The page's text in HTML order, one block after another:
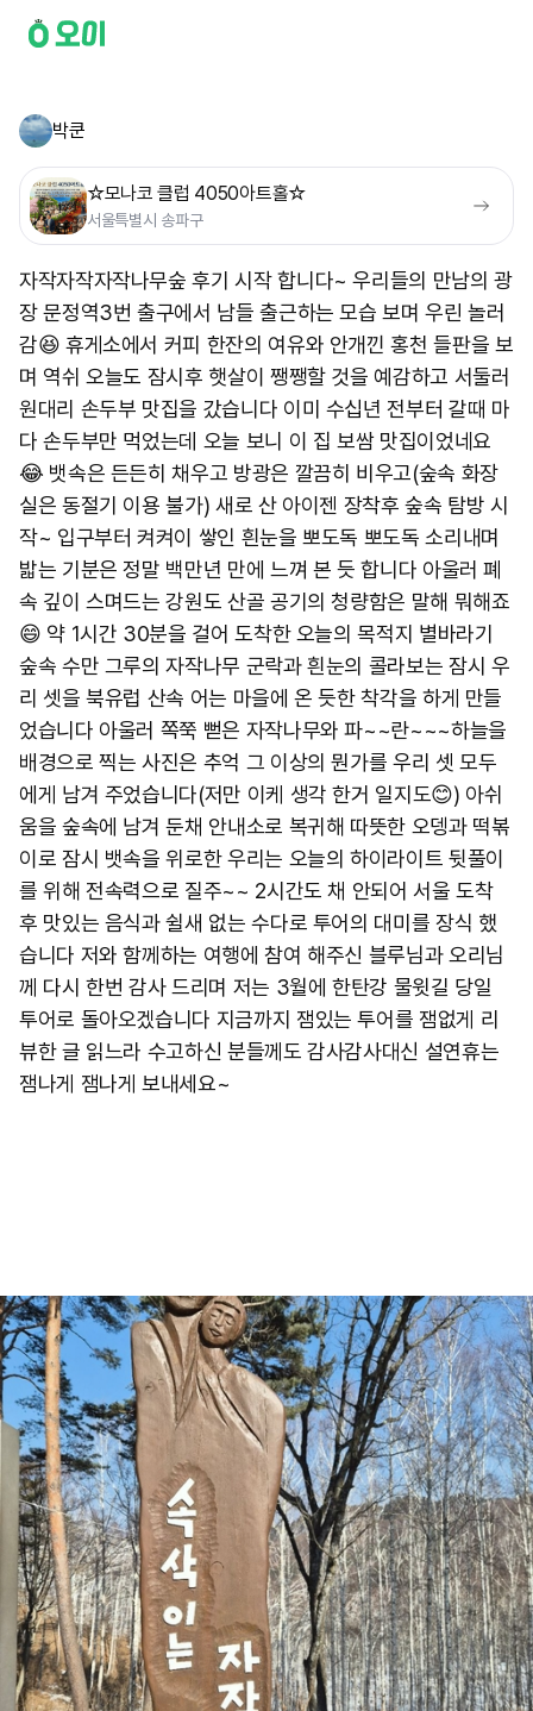
박쿤
☆모나코 클럽 4050아트홀☆
서울특별시 송파구
자작자작자작나무숲 후기 시작 합니다~ 우리들의 만남의 광
장 문정역3번 출구에서 남들 출근하는 모습 보며 우린 놀러
감😆 휴게소에서 커피 한잔의 여유와 안개낀 홍천 들판을 보
며 역쉬 오늘도 잠시후 햇살이 쨍쨍할 것을 예감하고 서둘러
원대리 손두부 맛집을 갔습니다 이미 수십년 전부터 갈때 마
다 손두부만 먹었는데 오늘 보니 이 집 보쌈 맛집이었네요
😂 뱃속은 든든히 채우고 방광은 깔끔히 비우고(숲속 화장
실은 동절기 이용 불가) 새로 산 아이젠 장착후 숲속 탐방 시
작~ 입구부터 켜켜이 쌓인 흰눈을 뽀도독 뽀도독 소리내며
밟는 기분은 정말 백만년 만에 느껴 본 듯 합니다 아울러 폐
속 깊이 스며드는 강원도 산골 공기의 청량함은 말해 뭐해죠
😄 약 1시간 30분을 걸어 도착한 오늘의 목적지 별바라기
숲속 수만 그루의 자작나무 군락과 흰눈의 콜라보는 잠시 우
리 셋을 북유럽 산속 어는 마을에 온 듯한 착각을 하게 만들
었습니다 아울러 쪽쭉 뻗은 자작나무와 파~~란~~~하늘을
배경으로 찍는 사진은 추억 그 이상의 뭔가를 우리 셋 모두
에게 남겨 주었습니다(저만 이케 생각 한거 일지도😊) 아쉬
움을 숲속에 남겨 둔채 안내소로 복귀해 따뜻한 오뎅과 떡볶
이로 잠시 뱃속을 위로한 우리는 오늘의 하이라이트 뒷풀이
를 위해 전속력으로 질주~~ 2시간도 채 안되어 서울 도착
후 맛있는 음식과 쉴새 없는 수다로 투어의 대미를 장식 했
습니다 저와 함께하는 여행에 참여 해주신 블루님과 오리님
께 다시 한번 감사 드리며 저는 3월에 한탄강 물윗길 당일
투어로 돌아오겠습니다 지금까지 잼있는 투어를 잼없게 리
뷰한 글 읽느라 수고하신 분들께도 감사감사 ​ 대신 설연휴는
잼나게 잼나게 보내세요~